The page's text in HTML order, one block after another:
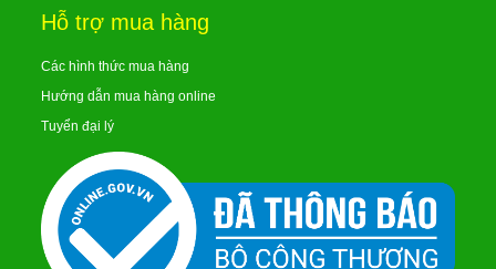
Hỗ trợ mua hàng
Các hình thức mua hàng
Hướng dẫn mua hàng online
Tuyển đại lý